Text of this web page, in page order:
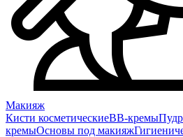
Макияж
Кисти косметическиеBB-кремы
кремыОсновы под макияж